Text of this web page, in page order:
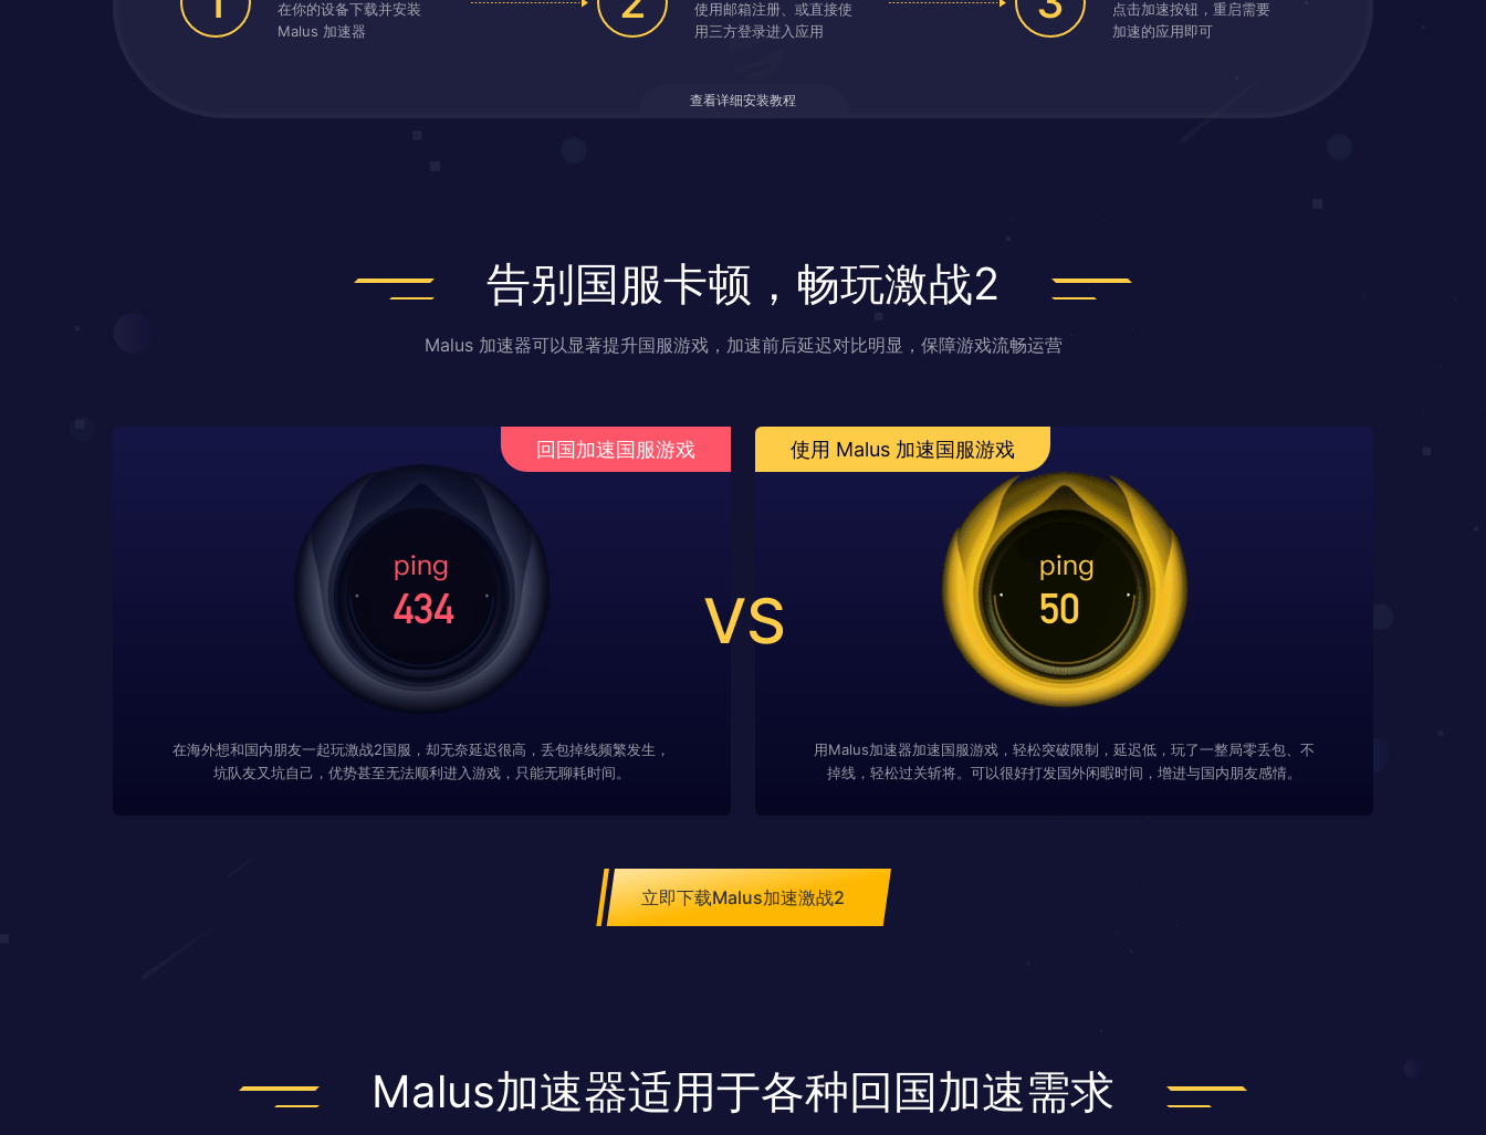
在你的设备下载并安装
Malus 加速器
使用邮箱注册、或直接使
用三方登录进入应用
点击加速按钮，重启需要
加速的应用即可
查看详细安装教程
告别国服卡顿，畅玩激战2
Malus 加速器可以显著提升国服游戏，加速前后延迟对比明显，保障游戏流畅运营
回国加速国服游戏
在海外想和国内朋友一起玩激战2国服，却无奈延迟很高，丢包掉线频繁发生，
坑队友又坑自己，优势甚至无法顺利进入游戏，只能无聊耗时间。
VS
使用 Malus 加速国服游戏
用Malus加速器加速国服游戏，轻松突破限制，延迟低，玩了一整局零丢包、不
掉线，轻松过关斩将。可以很好打发国外闲暇时间，增进与国内朋友感情。
立即下载Malus加速激战2
Malus加速器适用于各种回国加速需求